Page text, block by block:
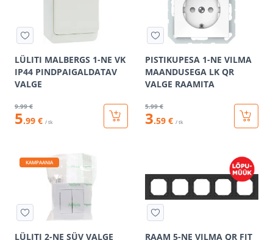
LÜLITI MALBERGS 1-NE VK
IP44 PINDPAIGALDATAV
VALGE
9.99 €
5.99 € / tk
PISTIKUPESA 1-NE VILMA
MAANDUSEGA LK QR
VALGE RAAMITA
5.99 €
3.59 € / tk
KAMPAANIA
LÜLITI 2-NE SÜV VALGE
RAAM 5-NE VILMA QR FIT